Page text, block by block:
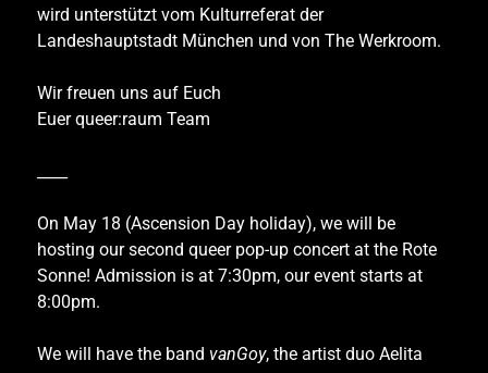
wird unterstützt vom Kulturreferat der
Landeshauptstadt München und von The Werkroom.
Wir freuen uns auf Euch
Euer queer:raum Team
On May 18 (Ascension Day holiday), we will be
hosting our second queer pop-up concert at the Rote
Sonne! Admission is at 7:30pm, our event starts at
8:00pm.
We will have the band vanGoy, the artist duo Aelita